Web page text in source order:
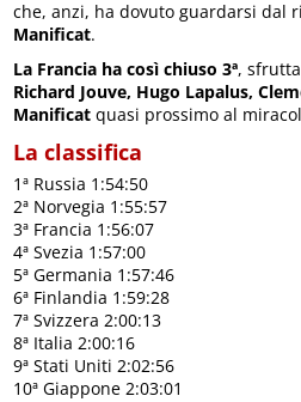
che, anzi, ha dovuto guardarsi dal
Manificat.
La Francia ha così chiuso 3ª,
Richard Jouve, Hugo Lapalus,
Manificat quasi prossimo al
La classifica
1ª Russia 1:54:50
2ª Norvegia 1:55:57
3ª Francia 1:56:07
4ª Svezia 1:57:00
5ª Germania 1:57:46
6ª Finlandia 1:59:28
7ª Svizzera 2:00:13
8ª Italia 2:00:16
9ª Stati Uniti 2:02:56
10ª Giappone 2:03:01